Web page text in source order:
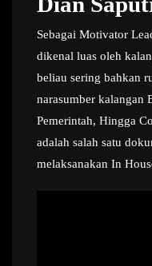
Sebagai Motivator
dikenal luas oleh
beliau sering bahkan
narasumber kalangan
Pemerintah, Hingga
adalah salah satu
melaksanakan In